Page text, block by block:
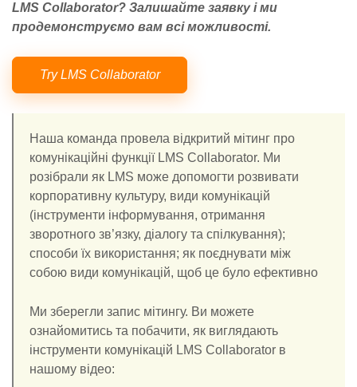
LMS Collaborator? Залишайте заявку і ми
продемонструємо вам всі можливості.
Try LMS Collaborator
Наша команда провела відкритий мітинг про
комунікаційні функції LMS Collaborator. Ми
розібрали як LMS може допомогти розвивати
корпоративну культуру, види комунікацій
(інструменти інформування, отримання
зворотного зв’язку, діалогу та спілкування);
способи їх використання; як поєднувати між
собою види комунікацій, щоб це було ефективно
Ми зберегли запис мітингу. Ви можете
ознайомитись та побачити, як виглядають
інструменти комунікацій LMS Collaborator в
нашому відео: